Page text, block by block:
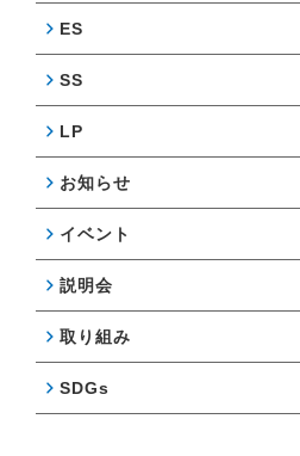
ES
SS
LP
お知らせ
イベント
説明会
取り組み
SDGs